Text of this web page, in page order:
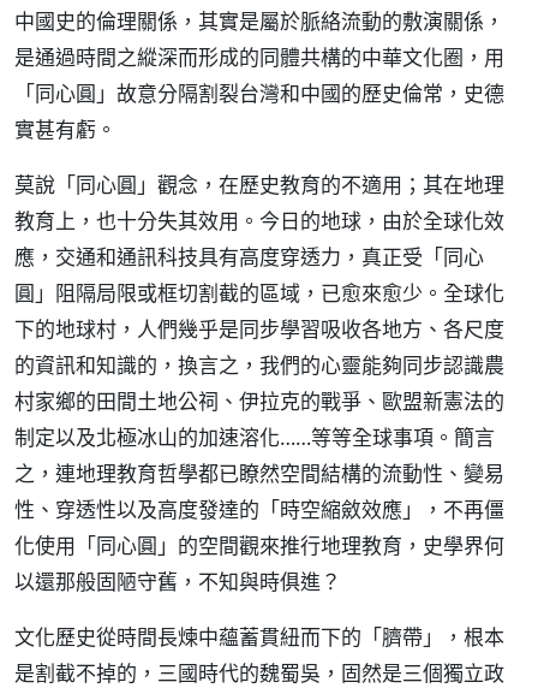
中國史的倫理關係，其實是屬於脈絡流動的敷演關係，
是通過時間之縱深而形成的同體共構的中華文化圈，用
「同心圓」故意分隔割裂台灣和中國的歷史倫常，史德
實甚有虧。
莫說「同心圓」觀念，在歷史教育的不適用；其在地理
教育上，也十分失其效用。今日的地球，由於全球化效
應，交通和通訊科技具有高度穿透力，真正受「同心
圓」阻隔局限或框切割截的區域，已愈來愈少。全球化
下的地球村，人們幾乎是同步學習吸收各地方、各尺度
的資訊和知識的，換言之，我們的心靈能夠同步認識農
村家鄉的田間土地公祠、伊拉克的戰爭、歐盟新憲法的
制定以及北極冰山的加速溶化……等等全球事項。簡言
之，連地理教育哲學都已瞭然空間結構的流動性、變易
性、穿透性以及高度發達的「時空縮斂效應」，不再僵
化使用「同心圓」的空間觀來推行地理教育，史學界何
以還那般固陋守舊，不知與時俱進？
文化歷史從時間長煉中蘊蓄貫紐而下的「臍帶」，根本
是割截不掉的，三國時代的魏蜀吳，固然是三個獨立政